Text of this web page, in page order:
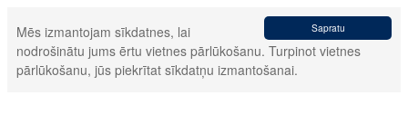
Sapratu
Mēs izmantojam sīkdatnes, lai
nodrošinātu jums ērtu vietnes pārlūkošanu. Turpinot vietnes
pārlūkošanu, jūs piekrītat sīkdatņu izmantošanai.